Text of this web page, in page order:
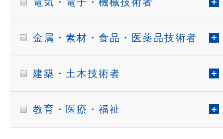
金属・素材・食品・医薬品技術者
建築・土木技術者
教育・医療・福祉